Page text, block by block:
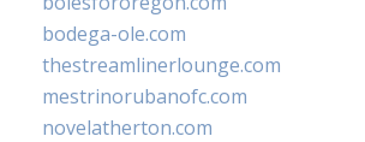
bodega-ole.com
thestreamlinerlounge.com
mestrinorubanofc.com
novelatherton.com